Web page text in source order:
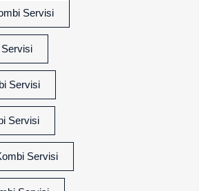
Servisi
Servisi
Servisi
Servisi